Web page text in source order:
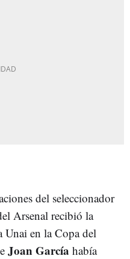
del seleccionador
Arsenal recibió la
Unai en la Copa del
Joan García había